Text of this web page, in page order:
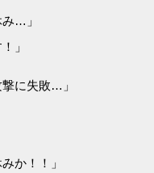
…」
」
に失敗…」
か！！」